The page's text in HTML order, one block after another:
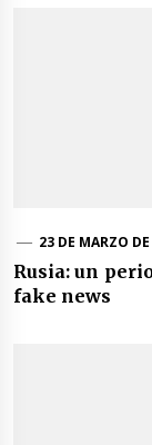
23 DE MARZO
Rusia: un
fake news